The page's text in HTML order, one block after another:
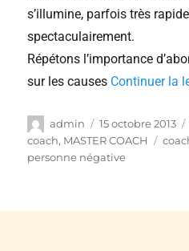
s’illumine, parfois très
spectaculairement.
Répétons l’importance
sur les causes Continuer la
admin 15 octobre 2013
coach, MASTER COACH
personne négative